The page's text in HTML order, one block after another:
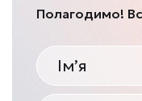
Полагодимо!